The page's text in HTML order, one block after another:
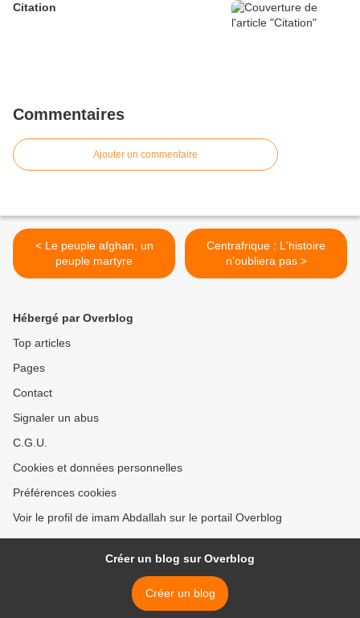
Citation
Commentaires
Ajouter un commentaire
< Le peuple afghan, un
peuple martyre
Centrafrique : L'histoire
n'oubliera pas >
Hébergé par Overblog
Top articles
Pages
Contact
Signaler un abus
C.G.U.
Cookies et données personnelles
Préférences cookies
Voir le profil de imam Abdallah sur le portail Overblog
Créer un blog sur Overblog
Créer un blog